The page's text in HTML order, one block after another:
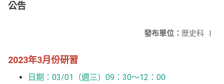
公告
發布單位： 歷史科 |
2023年3月份研習
日期：03/01（週三）09：30～12：00